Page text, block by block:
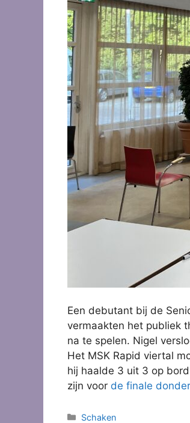
Een debutant bij de
vermaakten het publiek
na te spelen. Nigel
Het MSK Rapid viertal
hij haalde 3 uit 3 op
zijn voor de finale
Categorieën
Schaken